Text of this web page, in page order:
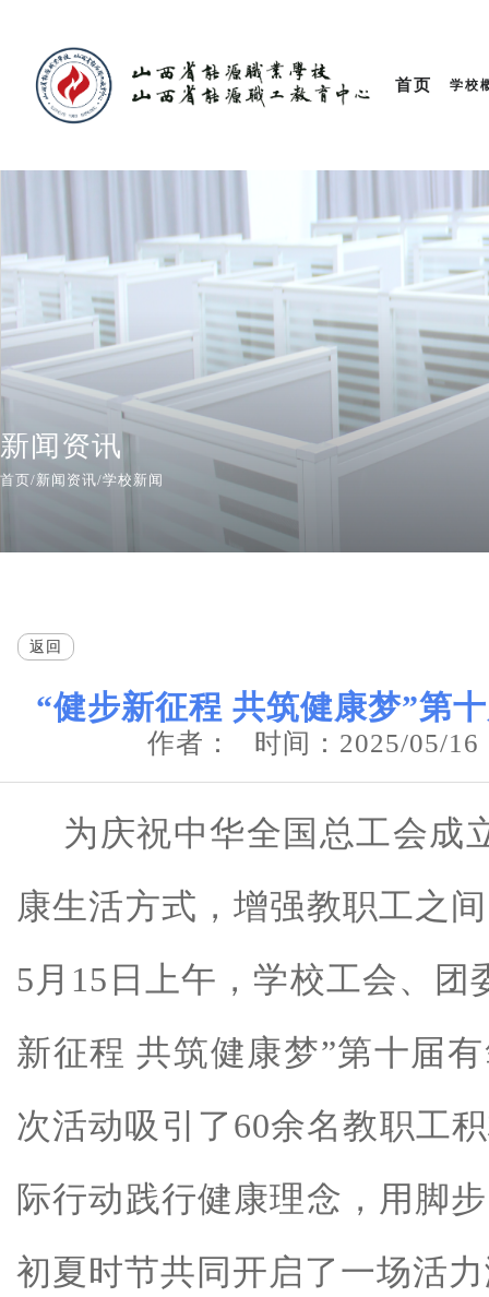
首页 学校
新闻资讯
首页/新闻资讯/学校新闻
返回
“健步新征程 共筑健康梦”第
作者： 时间：2025/05/16
为庆祝中华全国总工会成
康生活方式，增强教职工之
5月15日上午，学校工会、团
新征程 共筑健康梦”第十届
次活动吸引了60余名教职工
际行动践行健康理念，用脚
初夏时节共同开启了一场活